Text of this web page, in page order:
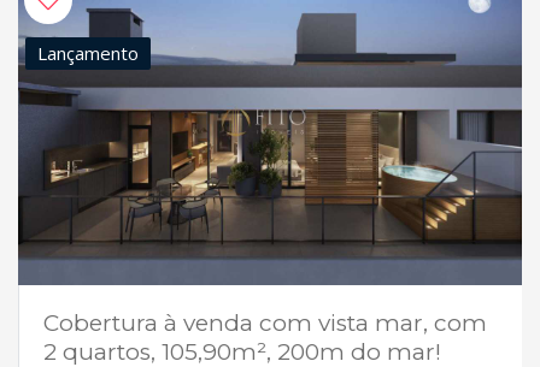
Lançamento
Cobertura à venda com vista mar, com
2 quartos, 105,90m², 200m do mar!